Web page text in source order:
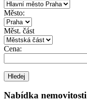
Město:
Měst. část
Cena:
Nabídka nemovitosti